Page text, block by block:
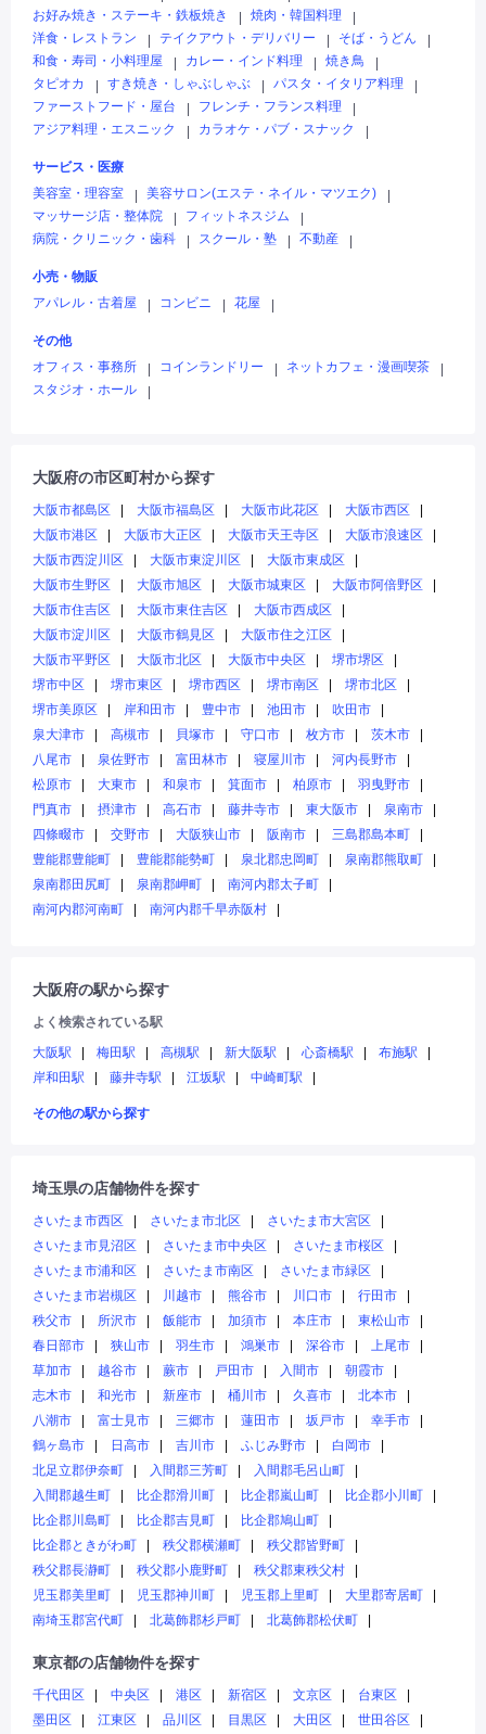
お好み焼き・ステーキ・鉄板焼き
焼肉・韓国料理
洋食・レストラン
テイクアウト・デリバリー そば・うどん
和食・寿司・小料理屋
カレー・インド料理 焼き鳥
タピオカ
すき焼き・しゃぶしゃぶ パスタ・イタリア料理
ファーストフード・屋台
フレンチ・フランス料理
アジア料理・エスニック
カラオケ・パブ・スナック
サービス・医療
美容室・理容室
美容サロン(エステ・ネイル・マツエク)
マッサージ店・整体院
フィットネスジム
病院・クリニック・歯科
スクール・塾 不動産
小売・物販
アパレル・古着屋
コンビニ 花屋
その他
オフィス・事務所
コインランドリー ネットカフェ・漫画喫茶
スタジオ・ホール
大阪府の市区町村から探す
大阪市都島区 大阪市福島区 大阪市此花区
大阪市西区
大阪市港区
大阪市大正区 大阪市天王寺区
大阪市浪速区
大阪市西淀川区
大阪市東淀川区
大阪市東成区
大阪市生野区
大阪市旭区 大阪市城東区
大阪市阿倍野区
大阪市住吉区
大阪市東住吉区
大阪市西成区
大阪市淀川区
大阪市鶴見区
大阪市住之江区
大阪市平野区
大阪市北区 大阪市中央区
堺市堺区
堺市中区
堺市東区 堺市西区 堺市南区
堺市北区
堺市美原区
岸和田市 豊中市 池田市
吹田市
泉大津市
高槻市 貝塚市 守口市 枚方市
茨木市
八尾市
泉佐野市 富田林市 寝屋川市
河内長野市
松原市
大東市 和泉市 箕面市 柏原市
羽曳野市
門真市
摂津市 高石市 藤井寺市 東大阪市
泉南市
四條畷市
交野市 大阪狭山市 阪南市
三島郡島本町
豊能郡豊能町
豊能郡能勢町 泉北郡忠岡町
泉南郡熊取町
泉南郡田尻町
泉南郡岬町
南河内郡太子町
南河内郡河南町
南河内郡千早赤阪村
大阪府の駅から探す
よく検索されている駅
大阪駅
梅田駅 高槻駅 新大阪駅 心斎橋駅
布施駅
岸和田駅
藤井寺駅 江坂駅 中崎町駅
その他の駅から探す
埼玉県の店舗物件を探す
さいたま市西区 さいたま市北区
さいたま市大宮区
さいたま市見沼区
さいたま市中央区
さいたま市桜区
さいたま市浦和区
さいたま市南区
さいたま市緑区
さいたま市岩槻区
川越市 熊谷市 川口市
行田市
秩父市
所沢市 飯能市 加須市 本庄市
東松山市
春日部市
狭山市 羽生市 鴻巣市 深谷市
上尾市
草加市
越谷市 蕨市 戸田市 入間市
朝霞市
志木市
和光市 新座市 桶川市 久喜市
北本市
八潮市
富士見市 三郷市 蓮田市 坂戸市
幸手市
鶴ヶ島市
日高市 吉川市 ふじみ野市
白岡市
北足立郡伊奈町
入間郡三芳町
入間郡毛呂山町
入間郡越生町
比企郡滑川町 比企郡嵐山町
比企郡小川町
比企郡川島町
比企郡吉見町
比企郡鳩山町
比企郡ときがわ町
秩父郡横瀬町
秩父郡皆野町
秩父郡長瀞町
秩父郡小鹿野町
秩父郡東秩父村
児玉郡美里町
児玉郡神川町 児玉郡上里町
大里郡寄居町
南埼玉郡宮代町
北葛飾郡杉戸町 北葛飾郡松伏町
東京都の店舗物件を探す
千代田区 中央区 港区 新宿区 文京区
台東区
墨田区
江東区 品川区 目黒区 大田区
世田谷区